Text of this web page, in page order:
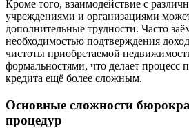
Кроме того, взаимодействие с
учреждениями и организациями
дополнительные трудности. Часто
необходимостью подтверждения
чистоты приобретаемой
формальностями, что делает процесс
кредита ещё более сложным.
Основные сложности
процедур